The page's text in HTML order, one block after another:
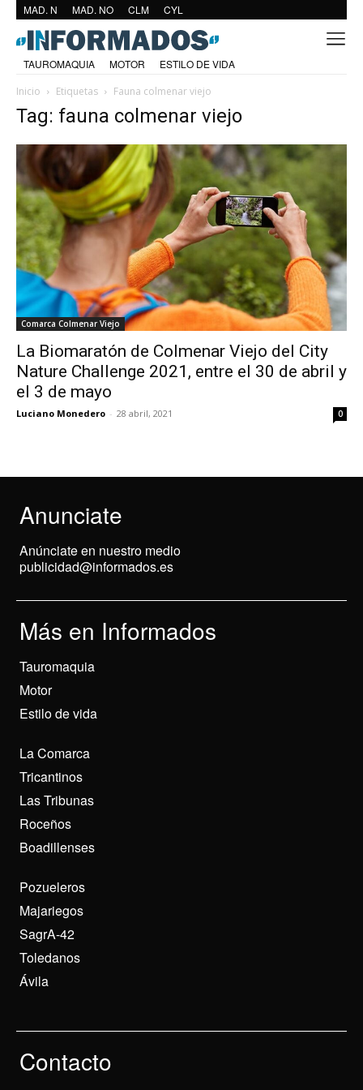
MAD. N MAD. NO CLM CYL
TAUROMAQUIA MOTOR
ESTILO DE VIDA
Inicio
Etiquetas Fauna colmenar viejo
Tag: fauna colmenar viejo
Comarca Colmenar Viejo
La Biomaratón de Colmenar Viejo del City
Nature Challenge 2021, entre el 30 de abril y
el 3 de mayo
Luciano Monedero - 28 abril, 2021 0
Anunciate
Anúnciate en nuestro medio
publicidad@informados.es
Más en Informados
Tauromaquia
Motor
Estilo de vida
La Comarca
Tricantinos
Las Tribunas
Roceños
Boadillenses
Pozueleros
Majariegos
SagrA-42
Toledanos
Ávila
Contacto